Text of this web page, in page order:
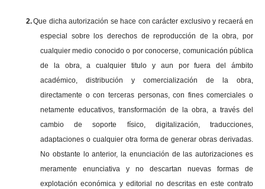
2.Que dicha autorización se hace con carácter exclusivo y recaerá en
especial sobre los derechos de reproducción de la obra, por
cualquier medio conocido o por conocerse, comunicación pública
de la obra, a cualquier titulo y aun por fuera del ámbito
académico, distribución y comercialización de la obra,
directamente o con terceras personas, con fines comerciales o
netamente educativos, transformación de la obra, a través del
cambio de soporte físico, digitalización, traducciones,
adaptaciones o cualquier otra forma de generar obras derivadas.
No obstante lo anterior, la enunciación de las autorizaciones es
meramente enunciativa y no descartan nuevas formas de
explotación económica y editorial no descritas en este contrato